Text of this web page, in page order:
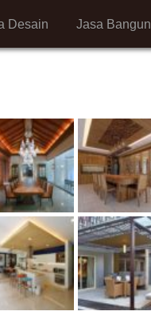
Jasa Bangun
Desain